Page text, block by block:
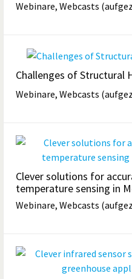
Webinare, Webcasts
Challenges of Structural
Webinare, Webcasts
Clever solutions for
temperature sensing in
Webinare, Webcasts